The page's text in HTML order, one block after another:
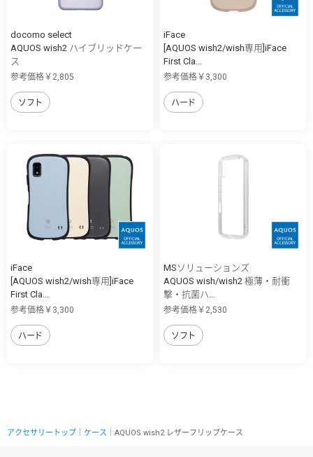
docomo select
AQUOS wish2 ハイブリッドケー
ス
参考価格￥2,805
ソフト
iFace
[AQUOS wish2/wish専用]iFace
First Cla...
参考価格￥3,300
ハード
iFace
[AQUOS wish2/wish専用]iFace
First Cla...
参考価格￥3,300
ハード
MSソリューションズ
AQUOS wish/wish2 極薄・耐衝
撃・抗菌ハ...
参考価格￥2,530
ソフト
アクセサリートップ ケース ｜AQUOS wish2 レザーフリップケース